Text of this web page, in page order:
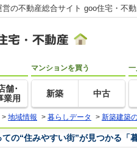
営の不動産総合サイト goo住宅・不
舗･
業用
マンションを買う
新築 中古
一
> 地域情報 > 暮らしデータ > 新築建築
の“住みやすい街”が見つかる「